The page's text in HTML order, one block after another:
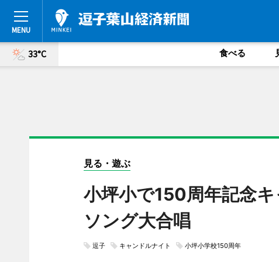
33°C 食べる
見る・遊ぶ
小坪小で150周年記念
ソング大合唱
逗子 キャンドルナイト 小坪小学校150周年